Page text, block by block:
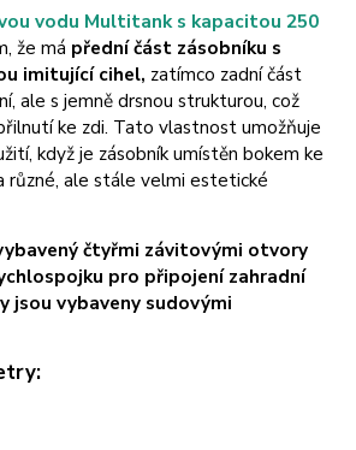
vodu Multitank s kapacitou 250
že má předníčást zásobníku s
imitující cihel, zatímco zadní část
ale s jemně drsnou strukturou, což
ke zdi. Tato vlastnost umožňuje
když je zásobník umístěn bokem ke
různé, ale stále velmi estetické
čtyřmi závitovými otvory
pro připojení zahradní
jsou vybaveny sudovými